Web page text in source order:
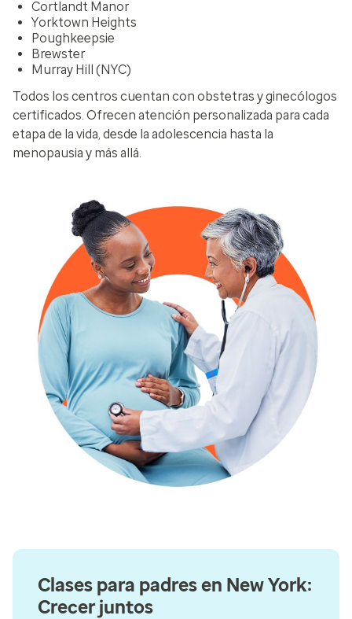
Cortlandt Manor
Yorktown Heights
Poughkeepsie
Brewster
Murray Hill (NYC)
Todos los centros cuentan con obstetras y ginecólogos
certificados. Ofrecen atención personalizada para cada
etapa de la vida, desde la adolescencia hasta la
menopausia y más allá.
Clases para padres en New York:
Crecer juntos